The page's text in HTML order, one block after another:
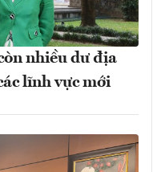
nhiều dư địa
lĩnh vực mới